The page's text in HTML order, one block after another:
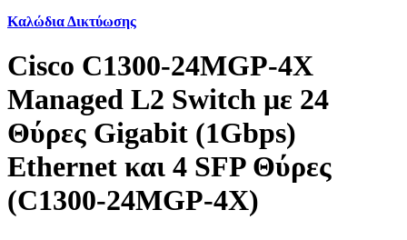
Καλώδια Δικτύωσης
Cisco C1300-24MGP-4X
Managed L2 Switch με 24
Θύρες Gigabit (1Gbps)
Ethernet και 4 SFP Θύρες
(C1300-24MGP-4X)